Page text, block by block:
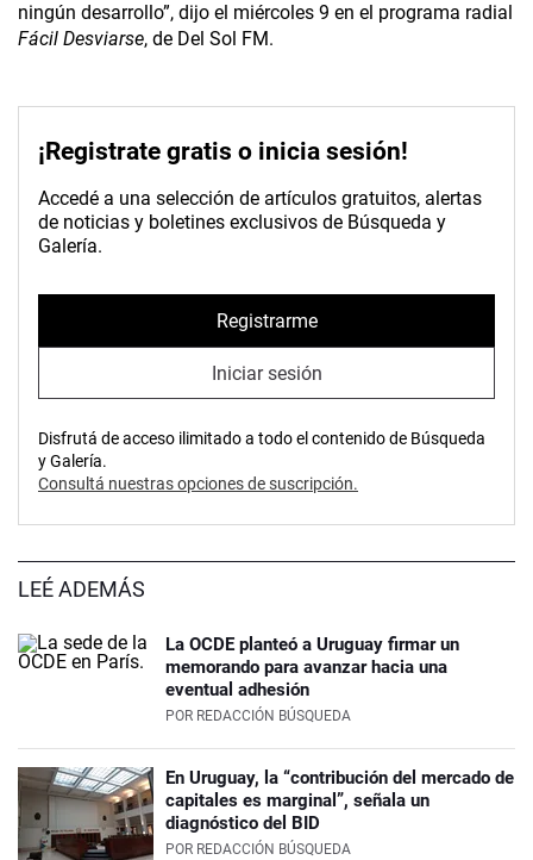
ningún desarrollo”, dijo el miércoles 9 en el programa radial
Fácil Desviarse, de Del Sol FM.
¡Registrate gratis o inicia sesión!
Accedé a una selección de artículos gratuitos, alertas
de noticias y boletines exclusivos de Búsqueda y
Galería.
Registrarme
Iniciar sesión
Disfrutá de acceso ilimitado a todo el contenido de Búsqueda
y Galería.
Consultá nuestras opciones de suscripción.
LEÉ ADEMÁS
La OCDE planteó a Uruguay firmar un
memorando para avanzar hacia una
eventual adhesión
POR REDACCIÓN BÚSQUEDA
En Uruguay, la “contribución del mercado de
capitales es marginal”, señala un
diagnóstico del BID
POR REDACCIÓN BÚSQUEDA